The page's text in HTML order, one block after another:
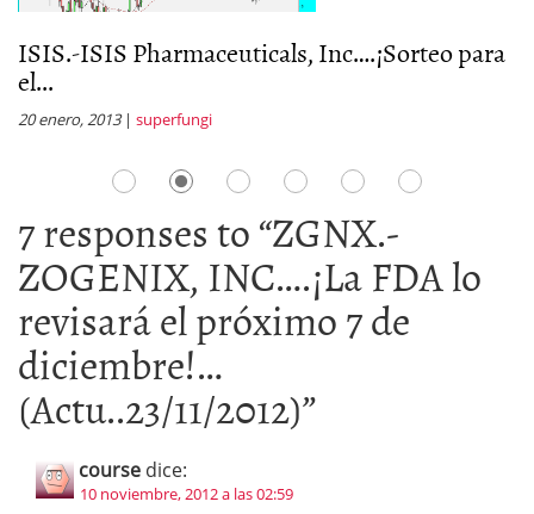
ISIS.-ISIS Pharmaceuticals, Inc….¡Sorteo para
el...
20 enero, 2013| superfungi
7 responses to “ZGNX.-
ZOGENIX, INC….¡La FDA lo
revisará el próximo 7 de
diciembre!…
(Actu..23/11/2012)”
course dice:
10 noviembre, 2012 a las 02:59